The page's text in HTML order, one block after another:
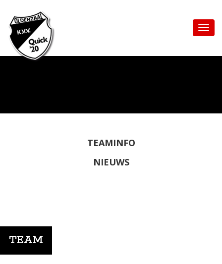
TEAMINFO
NIEUWS
TEAM